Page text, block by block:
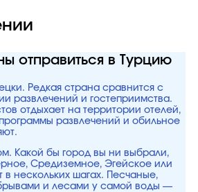
отправиться в Турцию
Редкая страна сравнится с
развлечений и гостеприимства.
отдыхает на территории отелей,
развлечений и обильное
Какой бы город вы ни выбрали,
Средиземное, Эгейское или
нескольких шагах. Песчаные,
и лесами у самой воды —